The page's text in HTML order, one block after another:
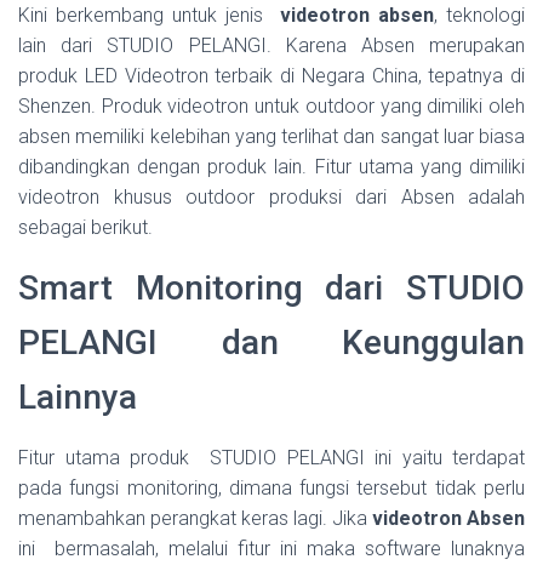
Kini berkembang untuk jenis videotron absen, teknologi
lain dari STUDIO PELANGI. Karena Absen merupakan
produk LED Videotron terbaik di Negara China, tepatnya di
Shenzen. Produk videotron untuk outdoor yang dimiliki oleh
absen memiliki kelebihan yang terlihat dan sangat luar biasa
dibandingkan dengan produk lain. Fitur utama yang dimiliki
videotron khusus outdoor produksi dari Absen adalah
sebagai berikut.
Smart Monitoring dari STUDIO
PELANGI dan Keunggulan
Lainnya
Fitur utama produk STUDIO PELANGI ini yaitu terdapat
pada fungsi monitoring, dimana fungsi tersebut tidak perlu
menambahkan perangkat keras lagi. Jika videotron Absen
ini bermasalah, melalui fitur ini maka software lunaknya